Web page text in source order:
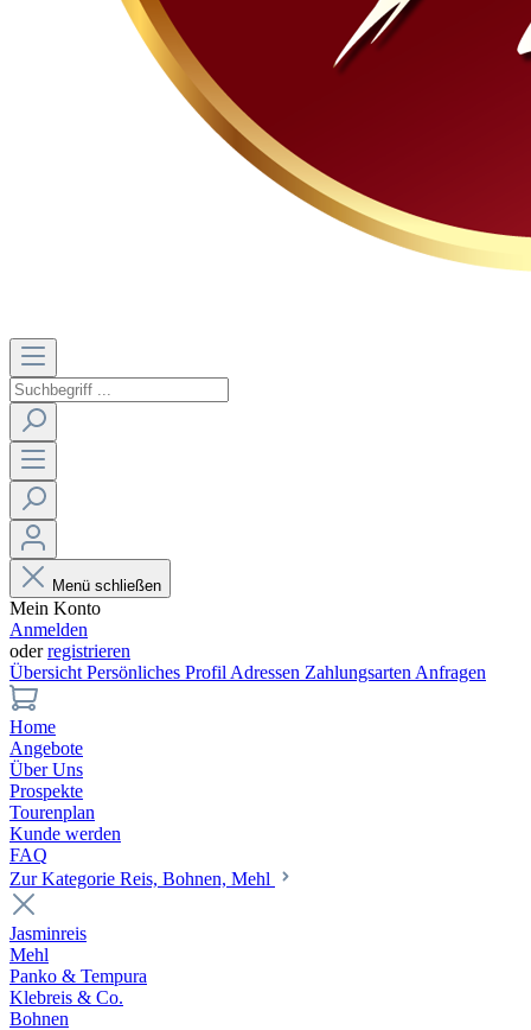
Menü schließen
Mein Konto
Anmelden
oderregistrieren
Übersicht Persönliches Profil Adressen Zahlungsarten Anfragen
Home
Angebote
Über Uns
Prospekte
Tourenplan
Kunde werden
FAQ
Zur Kategorie Reis, Bohnen, Mehl
Jasminreis
Mehl
Panko & Tempura
Klebreis & Co.
Bohnen